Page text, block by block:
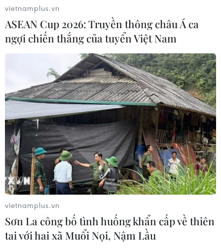
vietnamplus.vn
ASEAN Cup 2026: Truyền thông châu Á ca
ngợi chiến thắng của tuyển Việt Nam
vietnamplus.vn
Sơn La công bố tình huống khẩn cấp về thiên
tai với hai xã Muổi Nọi, Nậm Lầu